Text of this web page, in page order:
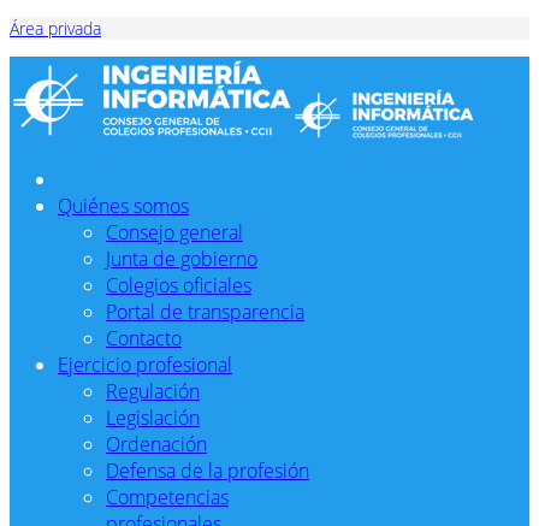
Área privada
Quiénes somos
Consejo general
Junta de gobierno
Colegios oficiales
Portal de transparencia
Contacto
Ejercicio profesional
Regulación
Legislación
Ordenación
Defensa de la profesión
Competencias